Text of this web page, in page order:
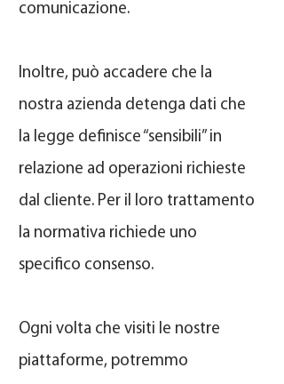
comunicazione.
Inoltre, può accadere che la
nostra azienda detenga dati che
la legge definisce “sensibili” in
relazione ad operazioni richieste
dal cliente. Per il loro trattamento
la normativa richiede uno
specifico consenso.
Ogni volta che visiti le nostre
piattaforme, potremmo